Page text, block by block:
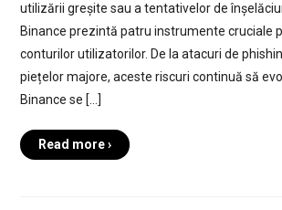
utilizării greșite sau a tentativelor de
Binance prezintă patru instrumente cruciale
conturilor utilizatorilor. De la atacuri de
piețelor majore, aceste riscuri continuă să
Binance se […]
Read more ›